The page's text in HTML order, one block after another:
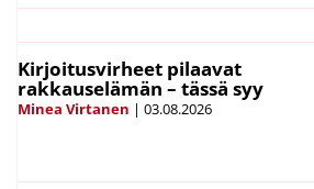
Kirjoitusvirheet pilaavat
rakkauselämän – tässä syy
Minea Virtanen | 03.08.2026